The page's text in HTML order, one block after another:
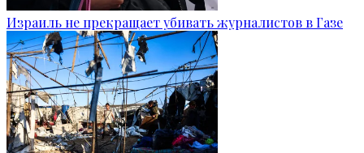
Израиль не прекращает убивать журналистов в Газе